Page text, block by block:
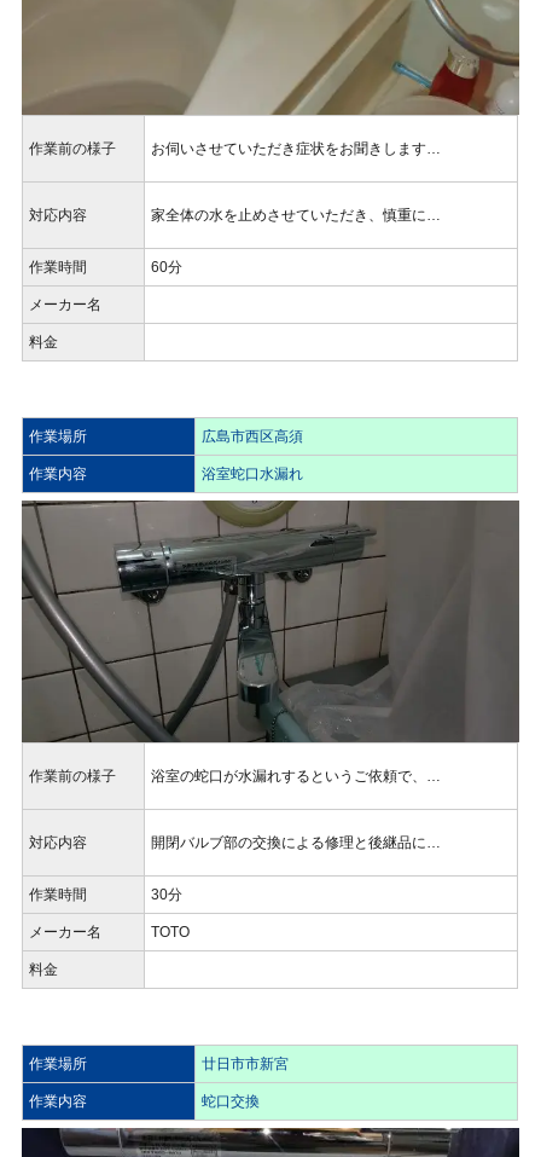
作業前の様子 お伺いさせていただき症状をお聞きします…
対応内容 家全体の水を止めさせていただき、慎重に…
作業時間 60分
メーカー名
料金
作業場所 広島市西区高須
作業内容 浴室蛇口水漏れ
作業前の様子 浴室の蛇口が水漏れするというご依頼で、…
対応内容 開閉バルブ部の交換による修理と後継品に…
作業時間 30分
メーカー名 TOTO
料金
作業場所 廿日市市新宮
作業内容 蛇口交換